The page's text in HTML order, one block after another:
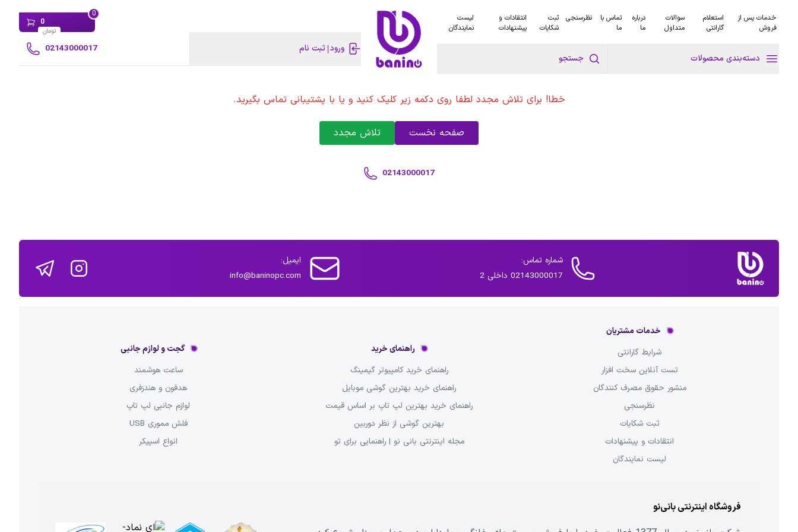
خدمات پس از
فروش
استعلام
گارانتی
سوالات
متداول
درباره
ما
تماس با
ما
نظرسنجی
ثبت
شکایات
انتقادات و
پیشنهادات
لیست
نمایندگان
دسته‌بندی محصولات جستجو
0
0
تومان
ورود ثبت نام 02143000017
خطا! برای تلاش مجدد لطفا روی دکمه زیر کلیک کنید و یا با پشتیبانی تماس بگیرید.
صفحه نخست تلاش مجدد
02143000017
شماره تماس:
02143000017 داخلی 2
ایمیل:
info@baninopc.com
خدمات مشتریان
شرایط گارانتی
تست آنلاین سخت افزار
منشور حقوق مصرف کنندگان
نظرسنجی
ثبت شکایات
انتقادات و پیشنهادات
لیست نمایندگان
راهنمای خرید
راهنمای خرید کامپیوتر گیمینگ
راهنمای خرید بهترین گوشی موبایل
راهنمای خرید بهترین لپ تاپ بر اساس قیمت
بهترین گوشی از نظر دوربین
مجله اینترنتی بانی نو | راهنمایی برای تو
گجت و لوازم جانبی
ساعت هوشمند
هدفون و هندزفری
لوازم جانبی لپ تاپ
فلش مموری USB
انواع اسپیکر
فروشگاه اینترنتی بانی‌نو